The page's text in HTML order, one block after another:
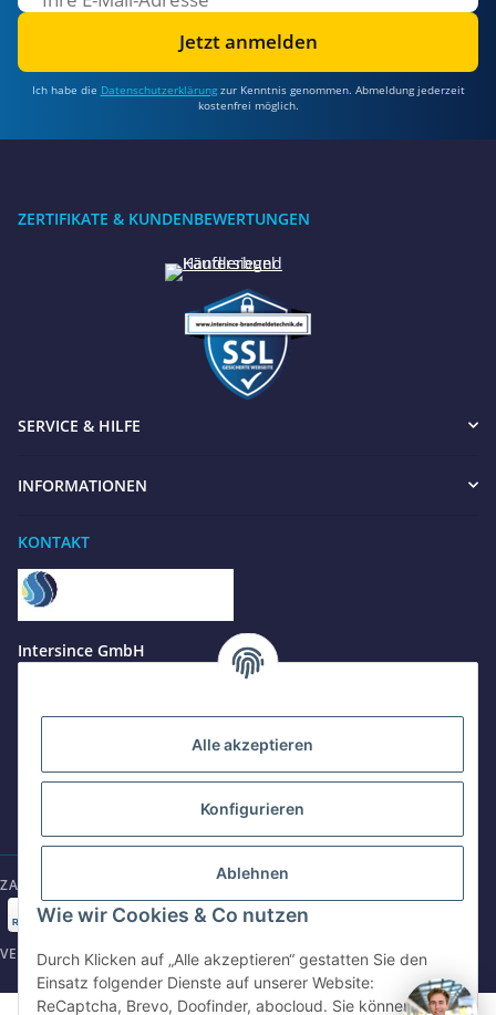
Wir sind gerne für Sie da
Jetzt anrufen
+49 8679 984969 - 0
werktags Mo–Fr 8:30–17:00 Uhr
WhatsApp
+49 162 5669885
E-Mail schreiben
shop@intersince.de
Webseite besuchen
www.intersince-group.de
Jetzt anmelden
Ich habe die Datenschutzerklärungzur Kenntnis genommen. Abmeldung jederzeit
kostenfrei möglich.
ZERTIFIKATE & KUNDENBEWERTUNGEN
SERVICE & HILFE
INFORMATIONEN
KONTAKT
Intersince GmbH
84508 Burgkirchen a.d.Alz
Mo-Fr: 8:30 - 17:00 Uhr
ZAHLUNGSARTEN
VERSANDARTEN
Alle akzeptieren
Konfigurieren
Ablehnen
Wie wir Cookies & Co nutzen
Durch Klicken auf „Alle akzeptieren“ gestatten Sie den
Einsatz folgender Dienste auf unserer Website:
ReCaptcha, Brevo, Doofinder, abocloud. Sie können die